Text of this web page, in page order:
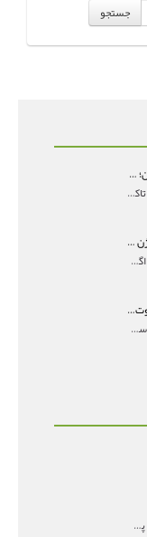
جستجو
تاکرولیموس در انتقال جنین؛ آیا شانس لانه‌گزینی را افزایش می‌دهد؟
نویسنده: گروه سلامت اوما تاکرولیموس در انتقال جنین
چرا شیاف پروژسترون از واژن بیرون می‌ریزد؟ میزان جذب و زمان صحیح مصرف
نویسنده: گروه سلامت اوما اگر بعد از گذاشتن شیاف پر
بلیچینگ یا کامپوزیت ۷ تفاوت مهم برای انتخاب درست
اگر فرم و نظم دندان‌ها مناسب است و مشکل
مال من ۱۶۸بود و نینی پسره تو خابم دوبار دیدم ک پسره